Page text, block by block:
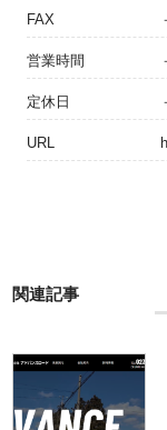
FAX
営業時間
定休日
URL
関連記事